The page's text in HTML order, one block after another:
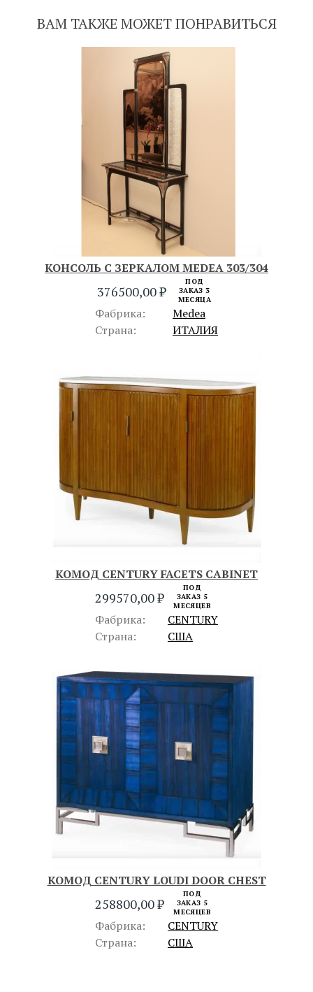
ВАМ ТАКЖЕ МОЖЕТ ПОНРАВИТЬСЯ
КОНСОЛЬ С ЗЕРКАЛОМ MEDEA 303/304
376500,00₽
ПОД
ЗАКАЗ 3
МЕСЯЦА
Фабрика:
Medea
Страна:
ИТАЛИЯ
КОМОД CENTURY FACETS CABINET
299570,00₽
ПОД
ЗАКАЗ 5
МЕСЯЦЕВ
Фабрика:
CENTURY
Страна:
США
КОМОД CENTURY LOUDI DOOR CHEST
258800,00₽
ПОД
ЗАКАЗ 5
МЕСЯЦЕВ
Фабрика:
CENTURY
Страна:
США